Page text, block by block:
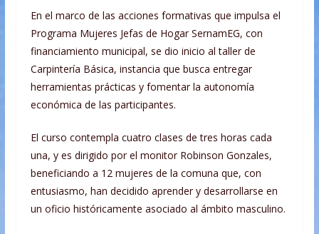
En el marco de las acciones formativas que impulsa el
Programa Mujeres Jefas de Hogar SernamEG, con
financiamiento municipal, se dio inicio al taller de
Carpintería Básica, instancia que busca entregar
herramientas prácticas y fomentar la autonomía
económica de las participantes.
El curso contempla cuatro clases de tres horas cada
una, y es dirigido por el monitor Robinson Gonzales,
beneficiando a 12 mujeres de la comuna que, con
entusiasmo, han decidido aprender y desarrollarse en
un oficio históricamente asociado al ámbito masculino.